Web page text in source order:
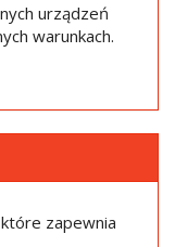
urządzeń
warunkach.
zapewnia